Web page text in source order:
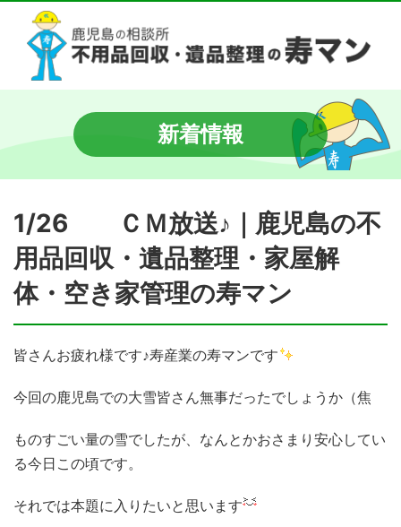
新着情報
1/26 ＣＭ放送♪｜鹿児島の不
用品回収・遺品整理・家屋解
体・空き家管理の寿マン
皆さんお疲れ様です♪寿産業の寿マンです
今回の鹿児島での大雪皆さん無事だったでしょうか（焦
ものすごい量の雪でしたが、なんとかおさまり安心してい
る今日この頃です。
それでは本題に入りたいと思います